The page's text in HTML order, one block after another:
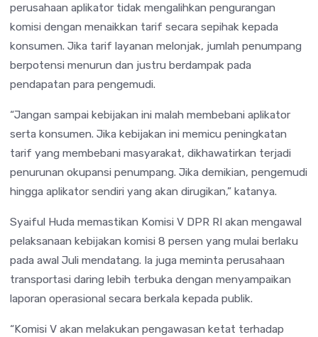
perusahaan aplikator tidak mengalihkan pengurangan
komisi dengan menaikkan tarif secara sepihak kepada
konsumen. Jika tarif layanan melonjak, jumlah penumpang
berpotensi menurun dan justru berdampak pada
pendapatan para pengemudi.
“Jangan sampai kebijakan ini malah membebani aplikator
serta konsumen. Jika kebijakan ini memicu peningkatan
tarif yang membebani masyarakat, dikhawatirkan terjadi
penurunan okupansi penumpang. Jika demikian, pengemudi
hingga aplikator sendiri yang akan dirugikan,” katanya.
Syaiful Huda memastikan Komisi V DPR RI akan mengawal
pelaksanaan kebijakan komisi 8 persen yang mulai berlaku
pada awal Juli mendatang. Ia juga meminta perusahaan
transportasi daring lebih terbuka dengan menyampaikan
laporan operasional secara berkala kepada publik.
“Komisi V akan melakukan pengawasan ketat terhadap